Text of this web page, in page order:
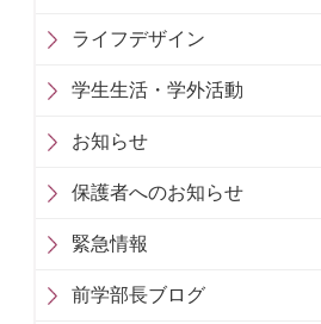
ライフデザイン
学生生活・学外活動
お知らせ
保護者へのお知らせ
緊急情報
前学部長ブログ